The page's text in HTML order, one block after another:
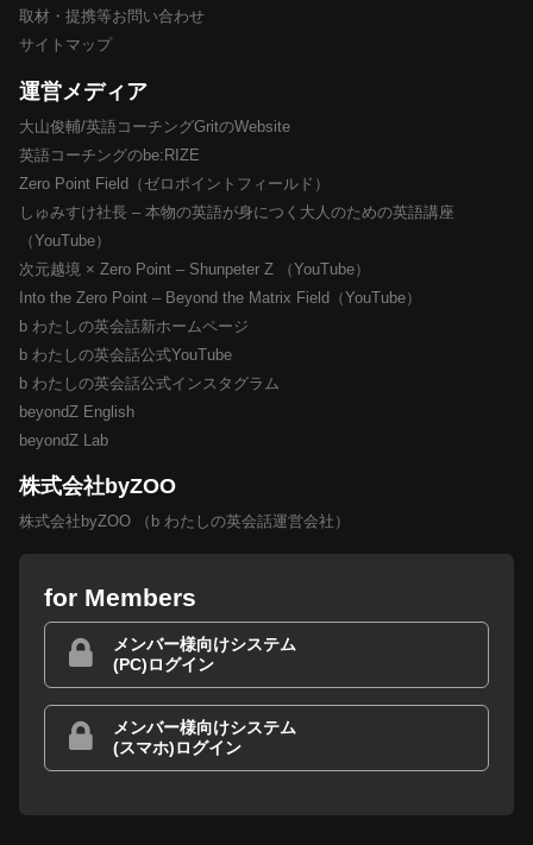
取材・提携等お問い合わせ
サイトマップ
運営メディア
大山俊輔/英語コーチングGritのWebsite
英語コーチングのbe:RIZE
Zero Point Field（ゼロポイントフィールド）
しゅみすけ社長 – 本物の英語が身につく大人のための英語講座
（YouTube）
次元越境 × Zero Point – Shunpeter Z （YouTube）
Into the Zero Point – Beyond the Matrix Field（YouTube）
b わたしの英会話新ホームページ
b わたしの英会話公式YouTube
b わたしの英会話公式インスタグラム
beyondZ English
beyondZ Lab
株式会社byZOO
株式会社byZOO （b わたしの英会話運営会社）
for Members
メンバー様向けシステム
(PC)ログイン
メンバー様向けシステム
(スマホ)ログイン